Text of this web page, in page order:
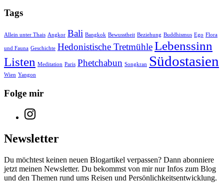
Tags
Allein unter Thais Angkor Bali Bangkok Bewusstheit Beziehung Buddhismus Ego Flora
und Fauna Geschichte Hedonistische TretmühleLebenssinn
Listen Meditation Paris Phetchabun Songkran Südostasien
Wien Yangon
Folge mir
Window
Newsletter
Du möchtest keinen neuen Blogartikel verpassen? Dann abonniere
jetzt meinen Newsletter. Du bekommst von mir nur Infos zum Blog
und den Themen rund ums Reisen und Persönlichkeitsentwicklung.